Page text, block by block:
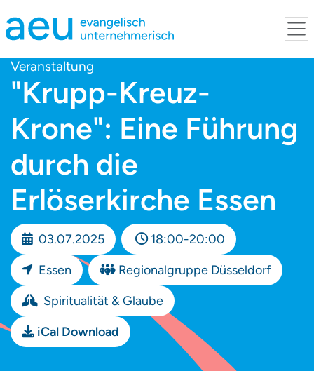
Veranstaltung
"Krupp-Kreuz-
Krone": Eine Führung
durch die
Erlöserkirche Essen
03.07.2025
18:00-20:00
Essen
Regionalgruppe Düsseldorf
Spiritualität & Glaube
iCal Download